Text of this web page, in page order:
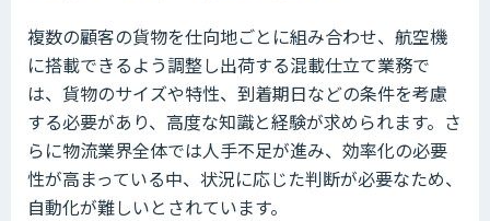
複数の顧客の貨物を仕向地ごとに組み合わせ、航空機
に搭載できるよう調整し出荷する混載仕立て業務で
は、貨物のサイズや特性、到着期日などの条件を考慮
する必要があり、高度な知識と経験が求められます。さ
らに物流業界全体では人手不足が進み、効率化の必要
性が高まっている中、状況に応じた判断が必要なため、
自動化が難しいとされています。